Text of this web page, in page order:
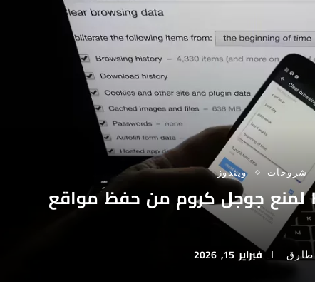
شروحات ويندوز
إضافة HISTORY BLACKLIST لمنع جوجل كروم من حفظ مواقع
طارق فبراير 15, 2026